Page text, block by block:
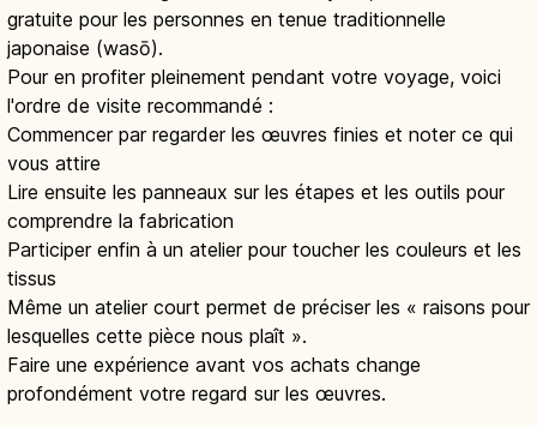
gratuite pour les personnes en tenue traditionnelle
japonaise (wasō).
Pour en profiter pleinement pendant votre voyage, voici
l'ordre de visite recommandé :
Commencer par regarder les œuvres finies et noter ce qui
vous attire
Lire ensuite les panneaux sur les étapes et les outils pour
comprendre la fabrication
Participer enfin à un atelier pour toucher les couleurs et les
tissus
Même un atelier court permet de préciser les « raisons pour
lesquelles cette pièce nous plaît ».
Faire une expérience avant vos achats change
profondément votre regard sur les œuvres.